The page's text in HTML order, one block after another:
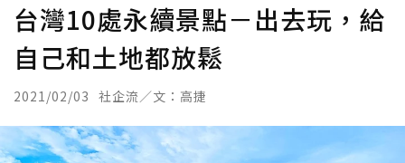
台灣10處永續景點－出去玩，給
自己和土地都放鬆
2021/02/03 社企流／文：高捷